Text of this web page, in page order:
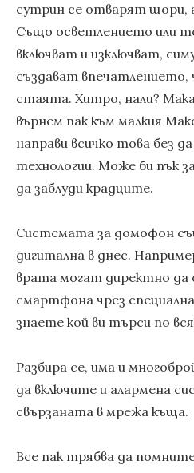
сутрин се отварят щори,
Също осветлението или
включват и изключват,
създават впечатлението,
стаята. Хитро, нали?
върнем пак към малкия
направи всичко това без
технологии. Може би пък
да заблуди крадците.
Системата за домофон
дигитална в днес.
врата могат директно
смартфона чрез
знаете кой ви търси по
Разбира се, има и
да включите и алармена
свързаната в мрежа къща.
Все пак трябва да